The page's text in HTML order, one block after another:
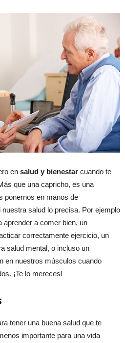
en salud y bienestar cuando te
que una capricho, es una
ponernos en manos de
salud lo precisa. Por ejemplo
aprender a comer bien, un
correctamente ejercicio, un
salud mental, o incluso un
en nuestros músculos cuando
¡Te lo mereces!
tener una buena salud que te
importante para una vida